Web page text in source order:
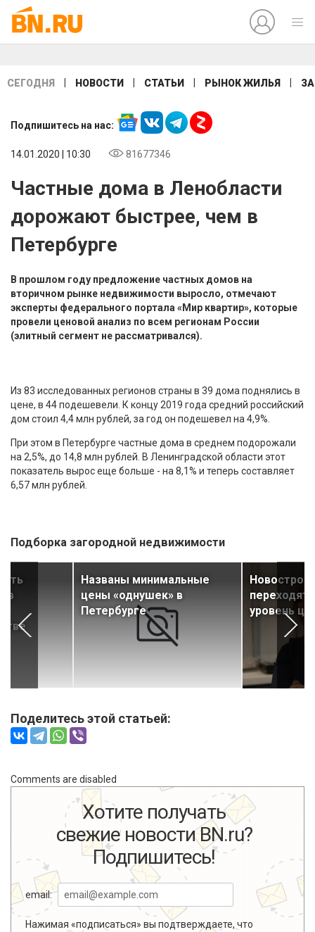
СЕГОДНЯ НОВОСТИ СТАТЬИ РЫНОК ЖИЛЬЯ
Подпишитесь на нас:
14.01.2020 | 10:30 81677346
Частные дома в Ленобласти
дорожают быстрее, чем в
Петербурге
В прошлом году предложение частных домов на
вторичном рынке недвижимости выросло, отмечают
эксперты федерального портала «Мир квартир», которые
провели ценовой анализ по всем регионам России
(элитный сегмент не рассматривался).
Из 83 исследованных регионов страны в 39 дома поднялись в
цене, в 44 подешевели. К концу 2019 года средний российский
дом стоил 4,4 млн рублей, за год он подешевел на 4,9%.
При этом в Петербурге частные дома в среднем подорожали
на 2,5%, до 14,8 млн рублей. В Ленинградской области этот
показатель вырос еще больше - на 8,1% и теперь составляет
6,57 млн рублей.
Подборка загородной недвижимости
в
Названы минимальные
цены «однушек» в
Петербурге
переходят
уровень
Поделитесь этой статьей:
Comments are disabled
Хотите получать
свежие новости BN.ru?
Подпишитесь!
email:
Нажимая «подписаться» вы подтверждаете, что